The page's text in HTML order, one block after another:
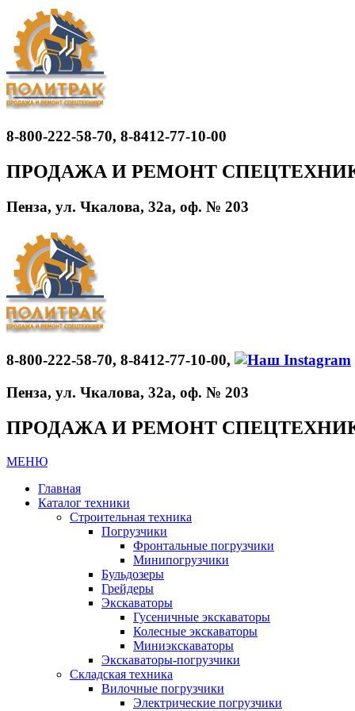
8-800-222-58-70, 8-8412-77-10-00
ПРОДАЖА И РЕМОНТ
Пенза, ул. Чкалова, 32а, оф. № 203
8-800-222-58-70, 8-8412-77-10-00,
Пенза, ул. Чкалова, 32а, оф. № 203
ПРОДАЖА И РЕМОНТ
МЕНЮ
Главная
Каталог техники
Строительная техника
Погрузчики
Фронтальные погрузчики
Минипогрузчики
Бульдозеры
Грейдеры
Экскаваторы
Гусеничные экскаваторы
Колесные экскаваторы
Миниэкскаваторы
Экскаваторы-погрузчики
Складская техника
Вилочные погрузчики
Электрические погрузчики